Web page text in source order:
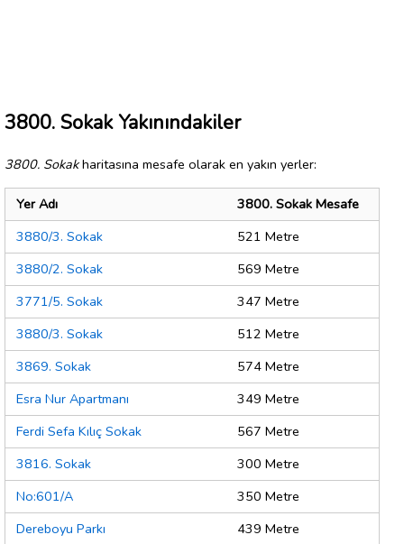
3800. Sokak Yakınındakiler
3800. Sokakharitasına mesafe olarak en yakın yerler:
Yer Adı
3800. Sokak Mesafe
3880/3. Sokak
521 Metre
3880/2. Sokak
569 Metre
3771/5. Sokak
347 Metre
3880/3. Sokak
512 Metre
3869. Sokak
574 Metre
Esra Nur Apartmanı
349 Metre
Ferdi Sefa Kılıç Sokak
567 Metre
3816. Sokak
300 Metre
No:601/A
350 Metre
Dereboyu Parkı
439 Metre